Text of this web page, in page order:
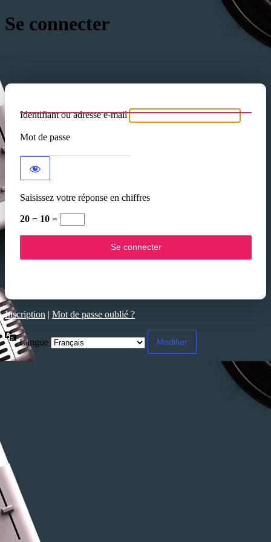
Se connecter
Identifiant ou adresse e-mail
Mot de passe
Saisissez votre réponse en chiffres
20 − 10 =
Inscription | Mot de passe oublié ?
Langue